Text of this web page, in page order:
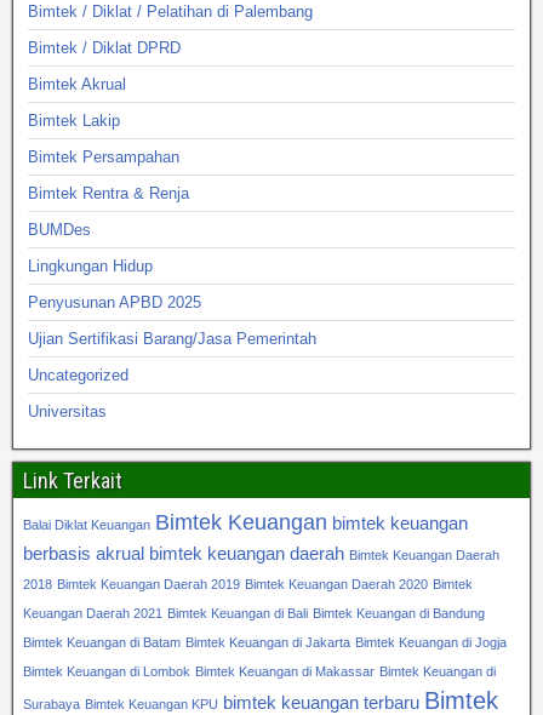
Bimtek / Diklat / Pelatihan di Palembang
Bimtek / Diklat DPRD
Bimtek Akrual
Bimtek Lakip
Bimtek Persampahan
Bimtek Rentra & Renja
BUMDes
Lingkungan Hidup
Penyusunan APBD 2025
Ujian Sertifikasi Barang/Jasa Pemerintah
Uncategorized
Universitas
Link Terkait
Balai Diklat Keuangan Bimtek Keuangan bimtek keuangan
berbasis akrual bimtek keuangan daerah Bimtek Keuangan Daerah
2018 Bimtek Keuangan Daerah 2019 Bimtek Keuangan Daerah 2020 Bimtek
Keuangan Daerah 2021 Bimtek Keuangan di Bali Bimtek Keuangan di Bandung
Bimtek Keuangan di Batam Bimtek Keuangan di Jakarta Bimtek Keuangan di Jogja
Bimtek Keuangan di Lombok Bimtek Keuangan di Makassar Bimtek Keuangan di
Surabaya Bimtek Keuangan KPU bimtek keuangan terbaru Bimtek